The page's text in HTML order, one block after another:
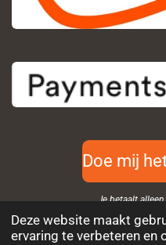
Deze website maakt
ervaring te verbeteren en
Doe mij
Je betaalt
© 2022 - 2026 Ingredior